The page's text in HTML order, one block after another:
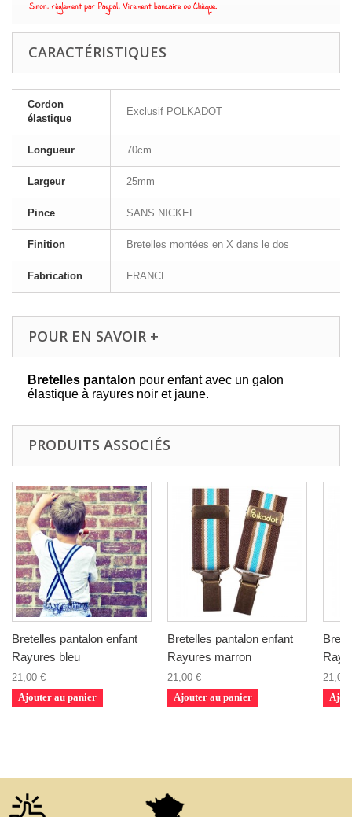
CARACTÉRISTIQUES
Cordon
élastique
Exclusif POLKADOT
Longueur 70cm
Largeur 25mm
Pince SANS NICKEL
Finition Bretelles montées en X dans le dos
Fabrication FRANCE
POUR EN SAVOIR +
Bretelles pantalon pour enfant avec un galon
élastique à rayures noir et jaune.
PRODUITS ASSOCIÉS
Bretelles pantalon enfant
Rayures bleu
21,00 €
Ajouter au panier
Bretelles pantalon enfant
Rayures marron
21,00 €
Ajouter au panier
21,00